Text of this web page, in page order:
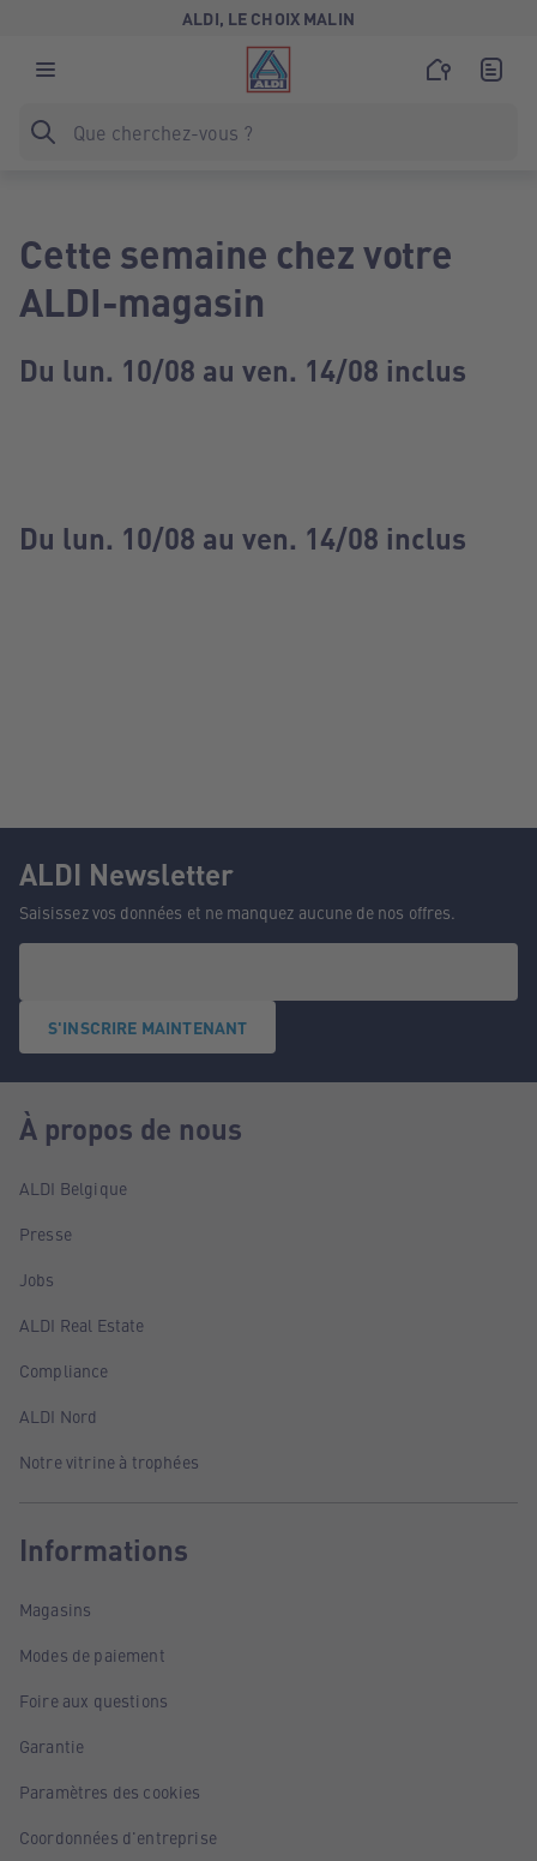
ALDI, LE CHOIX MALIN
Cette semaine chez votre
ALDI-magasin
Du lun. 10/08 au ven. 14/08 inclus
Du lun. 10/08 au ven. 14/08 inclus
ALDI Newsletter
Saisissez vos données et ne manquez aucune de nos offres.
S'INSCRIRE MAINTENANT
À propos de nous
ALDI Belgique
Presse
Jobs
ALDI Real Estate
Compliance
ALDI Nord
Notre vitrine à trophées
Informations
Magasins
Modes de paiement
Foire aux questions
Garantie
Paramètres des cookies
Coordonnées d'entreprise